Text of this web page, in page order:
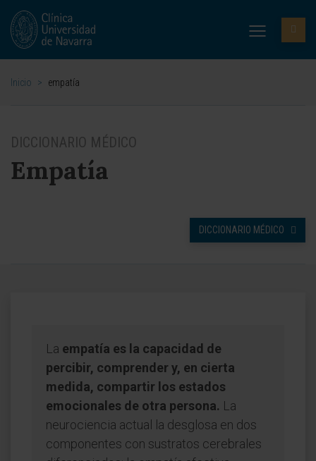
Inicio > empatía
DICCIONARIO MÉDICO
Empatía
DICCIONARIO MÉDICO
La empatía es la capacidad de
percibir, comprender y, en cierta
medida, compartir los estados
emocionales de otra persona. La
neurociencia actual la desglosa en dos
componentes con sustratos cerebrales